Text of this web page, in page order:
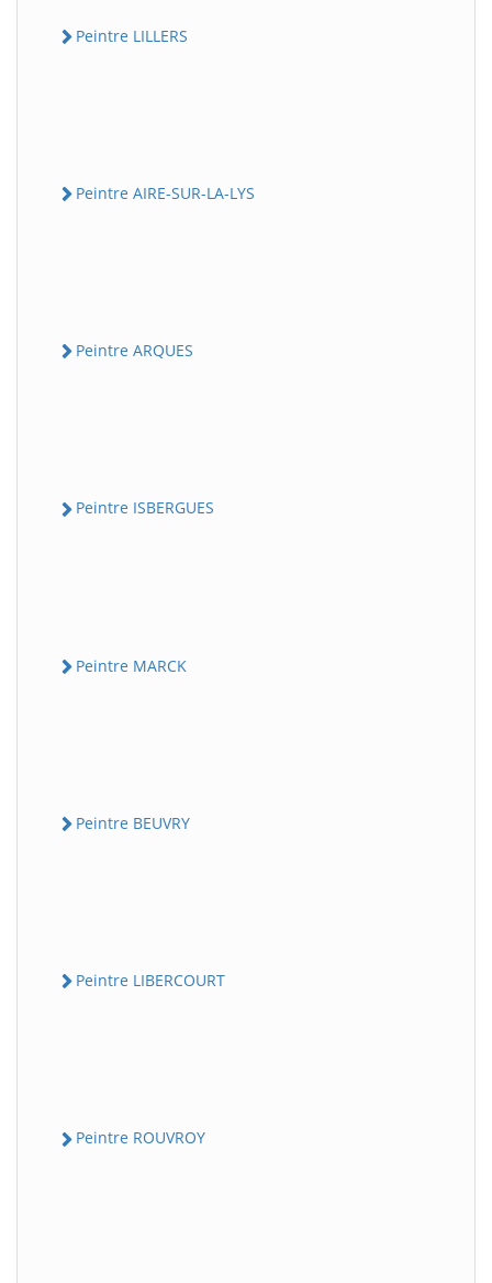
Peintre LILLERS
Peintre AIRE-SUR-LA-LYS
Peintre ARQUES
Peintre ISBERGUES
Peintre MARCK
Peintre BEUVRY
Peintre LIBERCOURT
Peintre ROUVROY